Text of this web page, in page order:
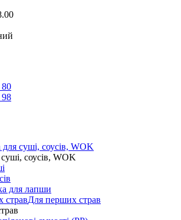
80
98
суші, соусів, WOK
соусів, WOK
для лапши
Для перших страв